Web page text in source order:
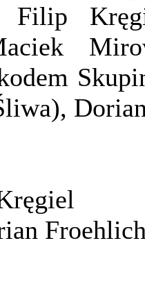
Filip